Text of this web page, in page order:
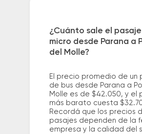
¿Cuánto sale el
micro desde Parana a
del Molle?
El precio promedio de un
de bus desde Parana a
Molle es de $42.050, y el
más barato cuesta
Recordá que los precios
pasajes dependen de la
empresa y la calidad del